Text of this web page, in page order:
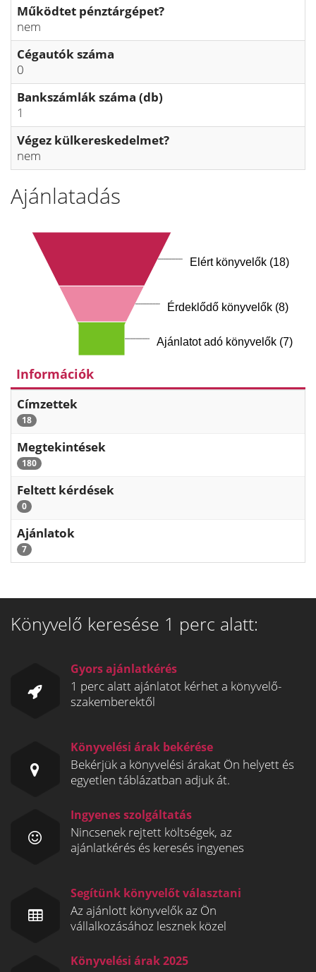
Működtet pénztárgépet?
nem
Cégautók száma
0
Bankszámlák száma (db)
1
Végez külkereskedelmet?
nem
Ajánlatadás
Elért könyvelők (18)
Érdeklődő könyvelők (8)
Ajánlatot adó könyvelők (7)
Információk
Címzettek
18
Megtekintések
180
Feltett kérdések
0
Ajánlatok
7
Könyvelő keresése 1 perc alatt:
Gyors ajánlatkérés
1 perc alatt ajánlatot kérhet a könyvelő-
szakemberektől
Könyvelési árak bekérése
Bekérjük a könyvelési árakat Ön helyett és
egyetlen táblázatban adjuk át.
Ingyenes szolgáltatás
Nincsenek rejtett költségek, az
ajánlatkérés és keresés ingyenes
Segítünk könyvelőt választani
Az ajánlott könyvelők az Ön
vállalkozásához lesznek közel
Könyvelési árak 2025